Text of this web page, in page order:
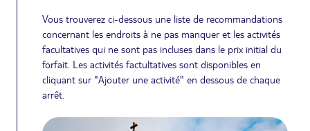
Vous trouverez ci-dessous une liste de recommandations
concernant les endroits à ne pas manquer et les activités
facultatives qui ne sont pas incluses dans le prix initial du
forfait. Les activités factultatives sont disponibles en
cliquant sur "Ajouter une activité" en dessous de chaque
arrêt.